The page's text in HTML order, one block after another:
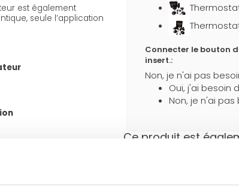
est également
seule l’application
bas latéraux et 2
un entraxe standard
Connecter le bouton
insert.:
Non, je n'ai pas
Oui, j'ai besoin
Non, je n'ai
Ce produit est
Protection